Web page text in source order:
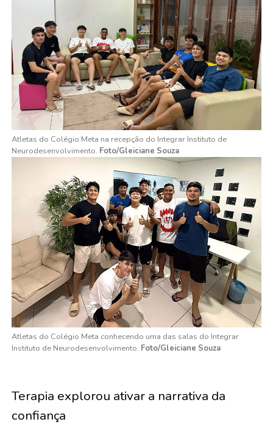
Atletas do Colégio Meta na recepção do Integrar Instituto de
Neurodesenvolvimento. Foto/Gleiciane Souza
Atletas do Colégio Meta conhecendo uma das salas do Integrar
Instituto de Neurodesenvolvimento. Foto/Gleiciane Souza
Terapia explorou ativar a narrativa da
confiança